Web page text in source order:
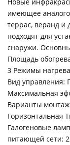
Новые
имеющее
террас, веранд и
подходят для
снаружи.
Площадь
3 Режимы
Вид управления:
Максимальная
Варианты
Горизонтальная
Галогеновые
питающей сети: